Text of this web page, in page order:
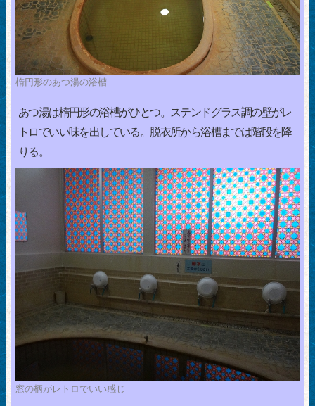
楕円形のあつ湯の浴槽
あつ湯は楕円形の浴槽がひとつ。ステンドグラス調の壁がレ
トロでいい味を出している。脱衣所から浴槽までは階段を降
りる。
窓の柄がレトロでいい感じ